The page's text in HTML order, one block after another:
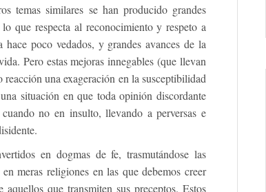
temas similares se han producido grandes
que respecta al reconocimiento y respeto a
poco vedados, y grandes avances de la
Pero estas mejoras innegables (que llevan
una exageración en la susceptibilidad
situación en que toda opinión discordante
no en insulto, llevando a perversas e
en dogmas de fe, trasmutándose las
meras religiones en las que debemos creer
que transmiten sus preceptos. Estos